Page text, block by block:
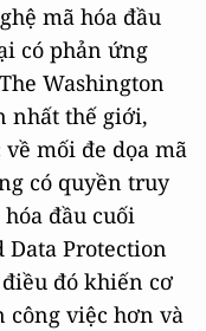
mã hóa đầu
có phản ứng
Washington
nhất thế giới,
mối đe dọa mã
có quyền truy
đầu cuối
Protection
đó khiến cơ
công việc hơn và